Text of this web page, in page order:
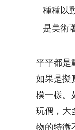
種種以
是美術
平平都是
如果是擬
模一樣。
玩偶，大
物的特徵